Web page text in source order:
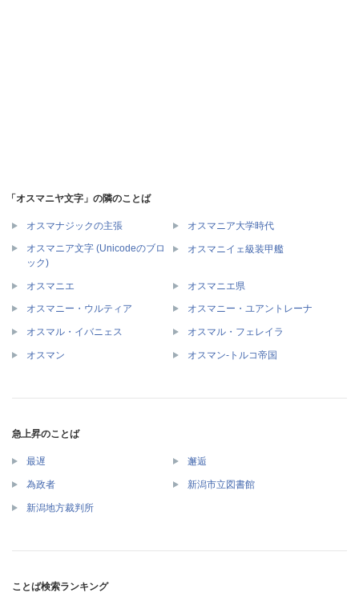
「オスマニヤ文字」の隣のことば
オスマナジックの主張
オスマニア大学時代
オスマニア文字 (Unicodeのブロ
ック)
オスマニイェ級装甲艦
オスマニエ オスマニエ県
オスマニー・ウルティア オスマニー・ユアントレーナ
オスマル・イバニェス オスマル・フェレイラ
オスマン オスマン-トルコ帝国
急上昇のことば
最遅 邂逅
為政者 新潟市立図書館
新潟地方裁判所
ことば検索ランキング